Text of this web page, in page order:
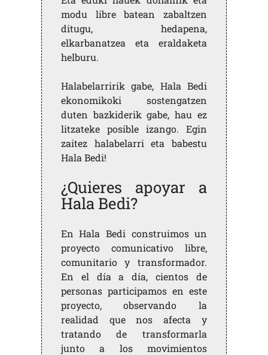
modu libre batean zabaltzen
ditugu, hedapena,
elkarbanatzea eta eraldaketa
helburu.
Halabelarririk gabe, Hala Bedi
ekonomikoki sostengatzen
duten bazkiderik gabe, hau ez
litzateke posible izango. Egin
zaitez halabelarri eta babestu
Hala Bedi!
¿Quieres apoyar a
Hala Bedi?
En Hala Bedi construimos un
proyecto comunicativo libre,
comunitario y transformador.
En el día a día, cientos de
personas participamos en este
proyecto, observando la
realidad que nos afecta y
tratando de transformarla
junto a los movimientos